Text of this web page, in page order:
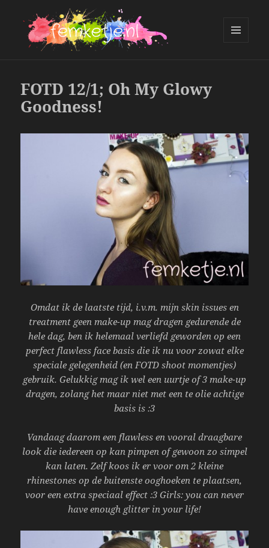
FOTD 12/1; Oh My Glowy
Goodness!
Omdat ik de laatste tijd, i.v.m. mijn skin issues en
treatment geen make-up mag dragen gedurende de
hele dag, ben ik helemaal verliefd geworden op een
perfect flawless face basis die ik nu voor zowat elke
speciale gelegenheid (en FOTD shoot momentjes)
gebruik. Gelukkig mag ik wel een uurtje of 3 make-up
dragen, zolang het maar niet met een te olie achtige
basis is :3
Vandaag daarom een flawless en vooral draagbare
look die iedereen op kan pimpen of gewoon zo simpel
kan laten. Zelf koos ik er voor om 2 kleine
rhinestones op de buitenste ooghoeken te plaatsen,
voor een extra speciaal effect :3 Girls: you can never
have enough glitter in your life!